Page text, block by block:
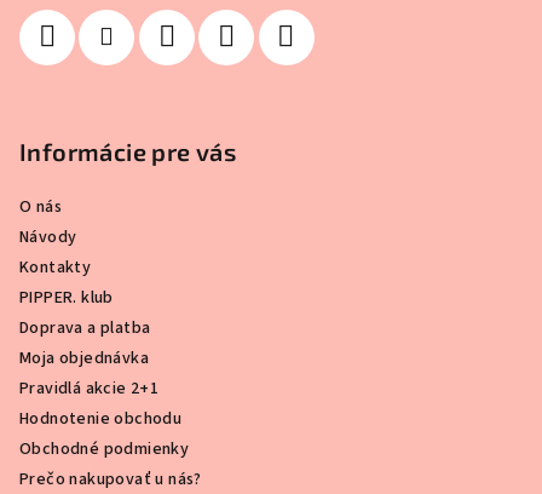
Informácie pre vás
O nás
Návody
Kontakty
PIPPER. klub
Doprava a platba
Moja objednávka
Pravidlá akcie 2+1
Hodnotenie obchodu
Obchodné podmienky
Prečo nakupovať u nás?